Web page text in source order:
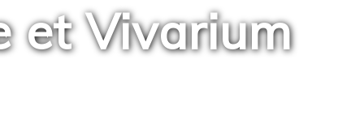
et Vivarium